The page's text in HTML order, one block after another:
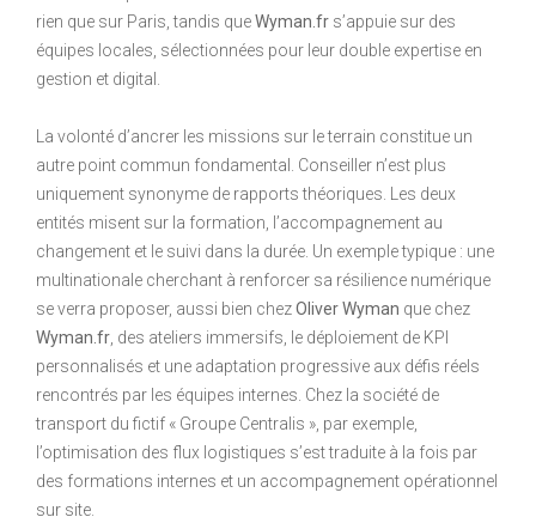
rien que sur Paris, tandis queWyman.fr s’appuie sur des
équipes locales, sélectionnées pour leur double expertise en
gestion et digital.
La volonté d’ancrer les missions sur le terrain constitue un
autre point commun fondamental. Conseiller n’est plus
uniquement synonyme de rapports théoriques. Les deux
entités misent sur la formation, l’accompagnement au
changement et le suivi dans la durée. Un exemple typique : une
multinationale cherchant à renforcer sa résilience numérique
se verra proposer, aussi bien chezOliver Wyman que chez
Wyman.fr , des ateliers immersifs, le déploiement de KPI
personnalisés et une adaptation progressive aux défis réels
rencontrés par les équipes internes. Chez la société de
transport du fictif « Groupe Centralis », par exemple,
l’optimisation des flux logistiques s’est traduite à la fois par
des formations internes et un accompagnement opérationnel
sur site.